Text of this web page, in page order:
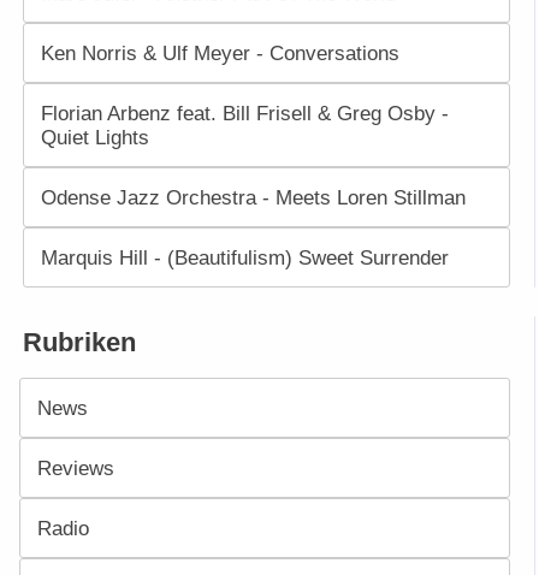
Ken Norris & Ulf Meyer - Conversations
Florian Arbenz feat. Bill Frisell & Greg Osby -
Quiet Lights
Odense Jazz Orchestra - Meets Loren Stillman
Marquis Hill - (Beautifulism) Sweet Surrender
Rubriken
News
Reviews
Radio